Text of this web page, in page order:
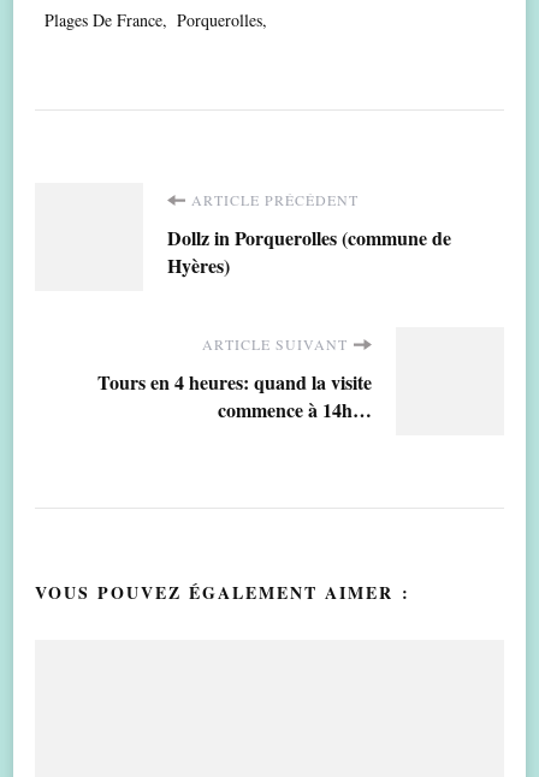
Plages De France
Porquerolles
Navigation
d'article
ARTICLE PRÉCÉDENT
Dollz in Porquerolles (commune de
Hyères)
ARTICLE SUIVANT
Tours en 4 heures: quand la visite
commence à 14h…
VOUS POUVEZ ÉGALEMENT AIMER :